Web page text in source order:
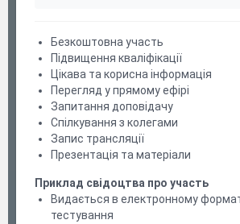
Безкоштовна участь
Підвищення кваліфікації
Цікава та корисна інформація
Перегляд у прямому ефірі
Запитання доповідачу
Спілкування з колегами
Запис трансляції
Презентація та матеріали
Приклад свідоцтва про участь
Видається в електронному
тестування